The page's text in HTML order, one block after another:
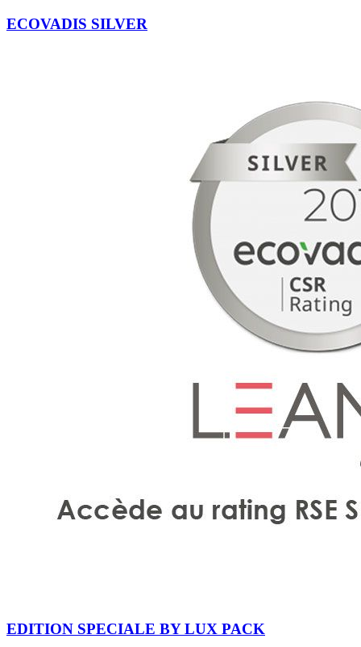
ECOVADIS SILVER
EDITION SPECIALE BY LUX PACK